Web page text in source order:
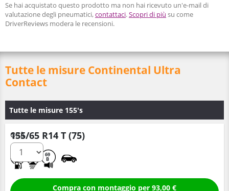
Se hai acquistato questo prodotto ma non hai ricevuto un'e-mail di
valutazione degli pneumatici,contattaci.Scopri di più su come
DriverReviews modera le recensioni.
Tutte le misure Continental Ultra
Contact
Tutte le misure 155's
155/65 R14 T (75)
69
B
Q.tà
Compra con montaggio per 93,00 €